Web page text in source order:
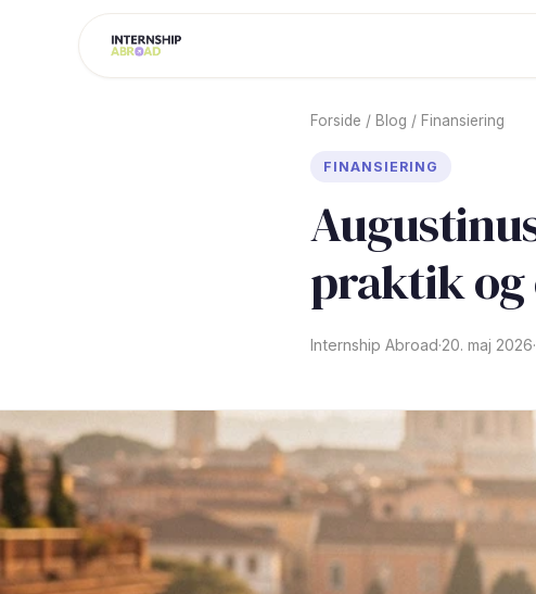
Forside / Blog / Finansiering
FINANSIERING
praktik og
Internship Abroad·20. maj 2026·